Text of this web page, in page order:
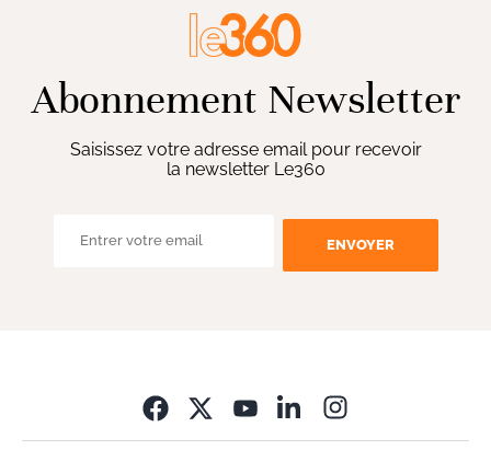
Abonnement Newsletter
Saisissez votre adresse email pour recevoir
la newsletter Le360
ENVOYER